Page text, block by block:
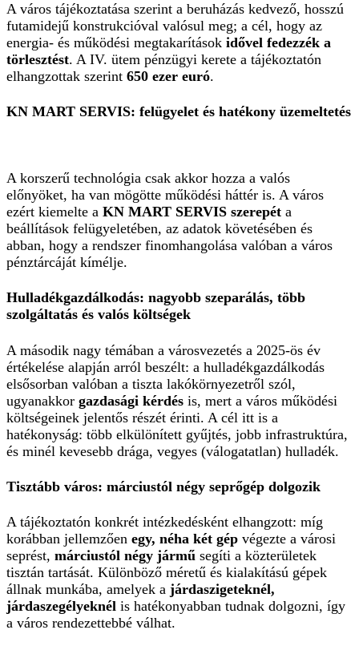
A város tájékoztatása szerint a beruházás kedvező, hosszú
futamidejű konstrukcióval valósul meg; a cél, hogy az
energia- és működési megtakarítások idővel fedezzék a
törlesztést. A IV. ütem pénzügyi kerete a tájékoztatón
elhangzottak szerint 650 ezer euró.
KN MART SERVIS: felügyelet és hatékony üzemeltetés
A korszerű technológia csak akkor hozza a valós
előnyöket, ha van mögötte működési háttér is. A város
ezért kiemelte a KN MART SERVIS szerepét a
beállítások felügyeletében, az adatok követésében és
abban, hogy a rendszer finomhangolása valóban a város
pénztárcáját kímélje.
Hulladékgazdálkodás: nagyobb szeparálás, több
szolgáltatás és valós költségek
A második nagy témában a városvezetés a 2025-ös év
értékelése alapján arról beszélt: a hulladékgazdálkodás
elsősorban valóban a tiszta lakókörnyezetről szól,
ugyanakkor gazdasági kérdés is, mert a város működési
költségeinek jelentős részét érinti. A cél itt is a
hatékonyság: több elkülönített gyűjtés, jobb infrastruktúra,
és minél kevesebb drága, vegyes (válogatatlan) hulladék.
Tisztább város: márciustól négy seprőgép dolgozik
A tájékoztatón konkrét intézkedésként elhangzott: míg
korábban jellemzően egy, néha két gép végezte a városi
seprést, márciustól négy jármű segíti a közterületek
tisztán tartását. Különböző méretű és kialakítású gépek
állnak munkába, amelyek a járdaszigeteknél,
járdaszegélyeknél is hatékonyabban tudnak dolgozni, így
a város rendezettebbé válhat.